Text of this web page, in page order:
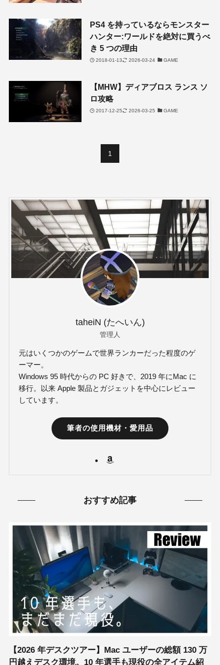
PS4 を持っているならモンスター
ハンター:ワールドを絶対に買うべ
き 5 つの理由
2018-01-13 2026-03-24 GAME
【MHW】ディアブロス ランス ソ
ロ攻略
2017-12-25 2026-03-25 GAME
1
taheiN (たへいん)
管理人
元はいくつかのゲームで世界ランカーだった程度のゲ
ーマー。
Windows 95 時代からの PC 好きで、2019 年にMac に
移行。以来 Apple 製品とガジェットを中心にレビュー
しています。
筆者の使用機材・愛用品
おすすめ記事
【2026 年デスクツアー】Mac ユーザーの総額 130 万
円越えデスク環境。10 年選手も現役の全アイテム紹